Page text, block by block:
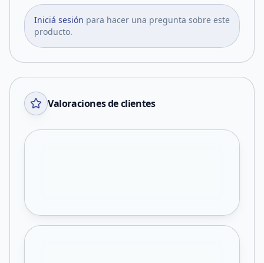
Iniciá sesión para hacer una pregunta sobre este
producto.
Valoraciones de clientes